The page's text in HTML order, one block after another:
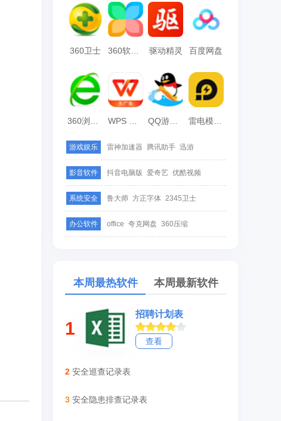
360卫士 360软件管家 驱动精灵 百度网盘
雷电模拟器
游戏娱乐 雷神加速器 腾讯助手 迅游
影音软件 抖音电脑版 爱奇艺 优酷视频
系统安全 鲁大师 方正字体 2345卫士
办公软件 office 夸克网盘 360压缩
本周最热软件 本周最新软件
1
招聘计划表
查看
2 安全巡查记录表
3 安全隐患排查记录表